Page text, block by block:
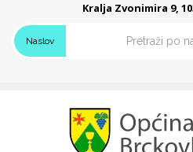
Kralja Zvonimira 9,
Naslov